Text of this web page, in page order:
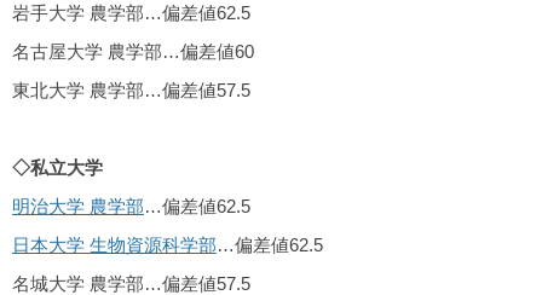
岩手大学 農学部…偏差値62.5
名古屋大学 農学部…偏差値60
東北大学 農学部…偏差値57.5
◇私立大学
明治大学 農学部…偏差値62.5
日本大学 生物資源科学部…偏差値62.5
名城大学 農学部…偏差値57.5